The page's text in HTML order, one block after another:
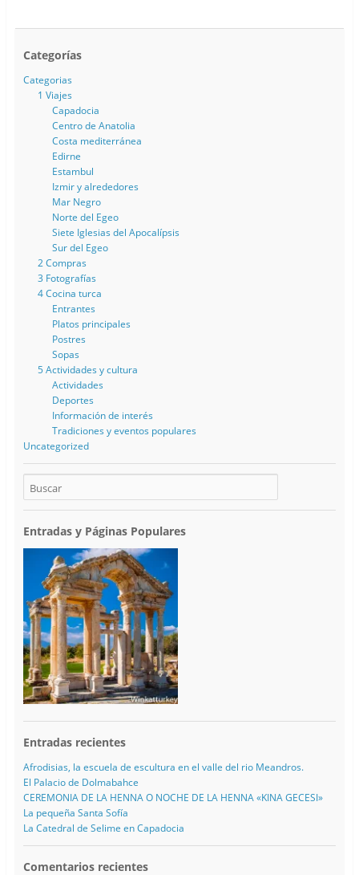
Categorías
Categorias
1 Viajes
Capadocia
Centro de Anatolia
Costa mediterránea
Edirne
Estambul
Izmir y alrededores
Mar Negro
Norte del Egeo
Siete Iglesias del Apocalípsis
Sur del Egeo
2 Compras
3 Fotografías
4 Cocina turca
Entrantes
Platos principales
Postres
Sopas
5 Actividades y cultura
Actividades
Deportes
Información de interés
Tradiciones y eventos populares
Uncategorized
Entradas y Páginas Populares
Entradas recientes
Afrodisias, la escuela de escultura en el valle del rio Meandros.
El Palacio de Dolmabahce
CEREMONIA DE LA HENNA O NOCHE DE LA HENNA «KINA GECESI»
La pequeña Santa Sofía
La Catedral de Selime en Capadocia
Comentarios recientes